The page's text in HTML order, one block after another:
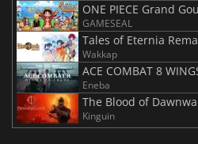
ONE PIECE Grand
GAMESEAL
Tales of Eternia
Wakkap
ACE COMBAT 8
Eneba
The Blood of
Kinguin